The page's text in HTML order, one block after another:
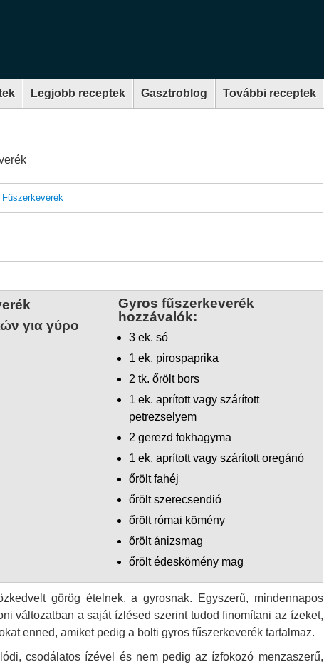
Legjobb receptek Gasztroblog További receptek
Fűszerkeverék
για γύρο
Gyros fűszerkeverék
hozzávalók:
3 ek. só
1 ek. pirospaprika
2 tk. őrölt bors
1 ek. aprított vagy szárított
petrezselyem
2 gerezd fokhagyma
1 ek. aprított vagy szárított oregánó
őrölt fahéj
őrölt szerecsendió
őrölt római kömény
őrölt ánizsmag
őrölt édeskömény mag
görög ételnek, a gyrosnak. Egyszerű, mindennapos
változatban a saját ízlésed szerint tudod finomítani az ízeket,
enned, amiket pedig a bolti gyros fűszerkeverék tartalmaz.
csodálatos ízével és nem pedig az ízfokozó menzaszerű,